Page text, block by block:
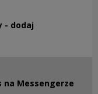
- dodaj
w nowym oknie
na Messengerze
w nowym oknie